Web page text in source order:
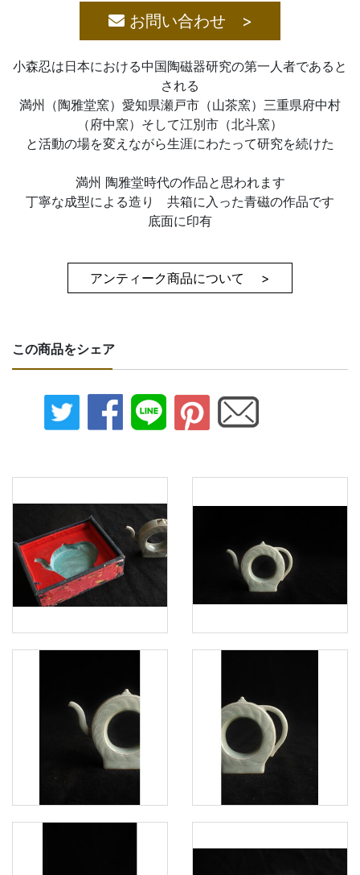
お問い合わせ >
小森忍は日本における中国陶磁器研究の第一人者であると
される
満州（陶雅堂窯）愛知県瀬戸市（山茶窯）三重県府中村
（府中窯）そして江別市（北斗窯）
と活動の場を変えながら生涯にわたって研究を続けた
満州 陶雅堂時代の作品と思われます
丁寧な成型による造り 共箱に入った青磁の作品です
底面に印有
アンティーク商品について >
この商品をシェア